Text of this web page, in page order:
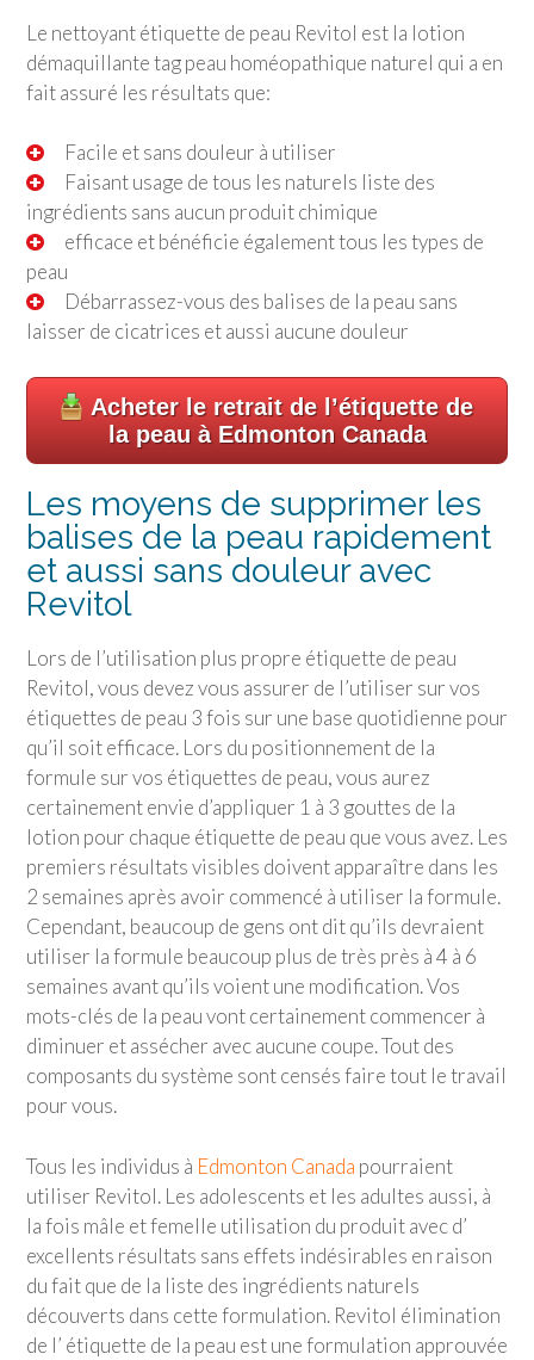
Le nettoyant étiquette de peau Revitol est la lotion
démaquillante tag peau homéopathique naturel qui a en
fait assuré les résultats que:
Facile et sans douleur à utiliser
Faisant usage de tous les naturels liste des
ingrédients sans aucun produit chimique
efficace et bénéficie également tous les types de
peau
Débarrassez-vous des balises de la peau sans
laisser de cicatrices et aussi aucune douleur
Acheter le retrait de l’étiquette de
la peau à Edmonton Canada
Les moyens de supprimer les
balises de la peau rapidement
et aussi sans douleur avec
Revitol
Lors de l’utilisation plus propre étiquette de peau
Revitol, vous devez vous assurer de l’utiliser sur vos
étiquettes de peau 3 fois sur une base quotidienne pour
qu’il soit efficace. Lors du positionnement de la
formule sur vos étiquettes de peau, vous aurez
certainement envie d’appliquer 1 à 3 gouttes de la
lotion pour chaque étiquette de peau que vous avez. Les
premiers résultats visibles doivent apparaître dans les
2 semaines après avoir commencé à utiliser la formule.
Cependant, beaucoup de gens ont dit qu’ils devraient
utiliser la formule beaucoup plus de très près à 4 à 6
semaines avant qu’ils voient une modification. Vos
mots-clés de la peau vont certainement commencer à
diminuer et assécher avec aucune coupe. Tout des
composants du système sont censés faire tout le travail
pour vous.
Tous les individus à Edmonton Canada pourraient
utiliser Revitol. Les adolescents et les adultes aussi, à
la fois mâle et femelle utilisation du produit avec d’
excellents résultats sans effets indésirables en raison
du fait que de la liste des ingrédients naturels
découverts dans cette formulation. Revitol élimination
de l’ étiquette de la peau est une formulation approuvée